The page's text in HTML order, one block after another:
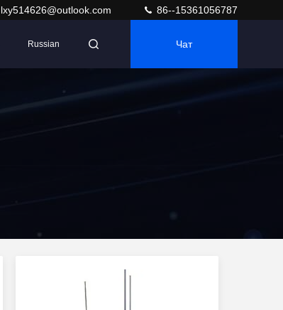
lxy514626@outlook.com 86--15361056787
Russian Чат